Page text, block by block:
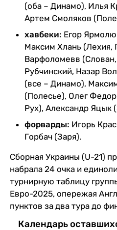
(оба – Динамо), Илья
Артем Смоляков
хавбеки: Егор
Максим Хлань (Лехия,
Варфоломевв
Рубчинский, Назар
(все – Динамо),
(Полесье), Олег
Рух), Александр Яцык
форварды: Игорь
Горбач (Заря).
Сборная Украины (U-21)
набрала 24 очка и
турнирную таблицу
Евро-2025, опережая
пунктов за два тура до
Календарь